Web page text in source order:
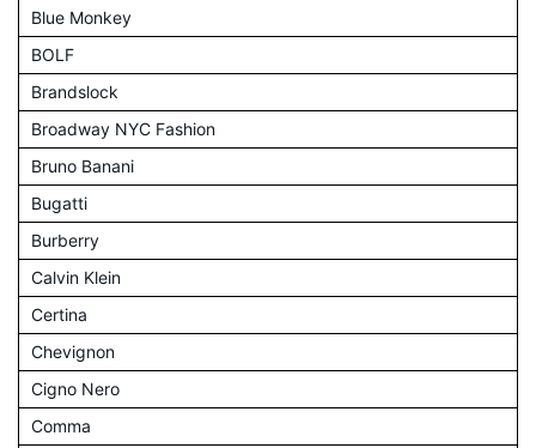
Blue Monkey
BOLF
Brandslock
Broadway NYC Fashion
Bruno Banani
Bugatti
Burberry
Calvin Klein
Certina
Chevignon
Cigno Nero
Comma